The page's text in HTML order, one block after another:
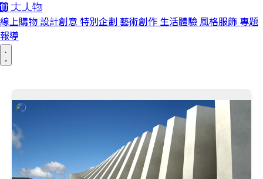
線上購物 設計創意 特別企劃 藝術創作 生活體驗 風格服飾 專題
報導